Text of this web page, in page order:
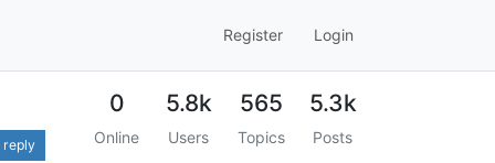
Register Login
reply
0
Online
5.8k
Users
565
Topics
5.3k
Posts